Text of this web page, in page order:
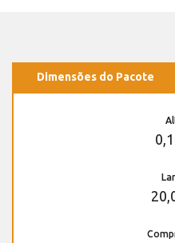
Dimensões do Pacote